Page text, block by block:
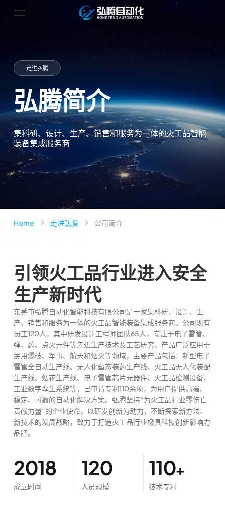
走进弘腾
弘腾简介
集科研、设计、生产、销售和服务为一体的火工品智能
装备集成服务商
Home 走进弘腾 公司简介
引领火工品行业进入安全
生产新时代
东莞市弘腾自动化智能科技有限公司是一家集科研、设计、生
产、销售和服务为一体的火工品智能装备集成服务商。公司现有
员工120人，其中研发设计工程师团队65人，专注于电子雷管、
弹、药、点火元件等先进生产技术及工艺研究，产品广泛应用于
民用爆破、军事、航天和烟火等领域，主要产品包括：新型电子
雷管全自动生产线、无人化塑态装药生产线、火工品无人化装配
生产线、烟花生产线、电子雷管芯片元器件、火工品检测设备、
工业数字孪生系统等，已申请专利110余项，为用户提供高端、
稳定、可靠的自动化解决方案。弘腾坚持“为火工品行业零伤亡
贡献力量”的企业使命，以研发创新为动力，不断探索新方法、
新技术的发展战略，致力于打造火工品行业极具科技创新影响力
品牌。
2018
成立时间
120
人员规模
110+
技术专利